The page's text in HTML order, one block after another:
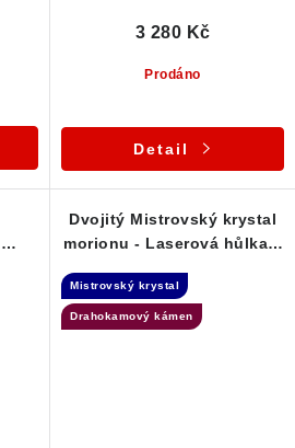
Prodáno
3 280 Kč
Detail
Dvojitý Mistrovský krystal
morionu - Laserová hůlka +
Mistrovský krystal
Drahokamový kámen